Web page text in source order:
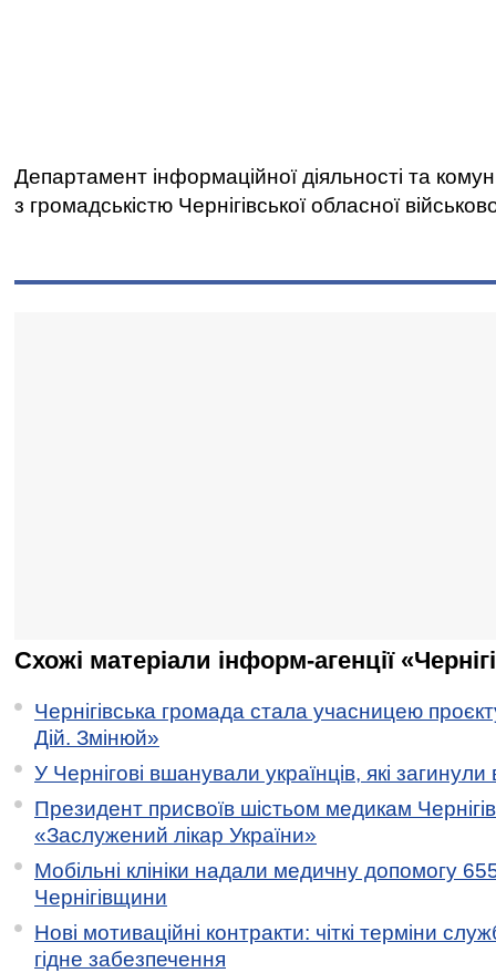
Департамент інформаційної діяльності та
з громадськістю Чернігівської обласної
Схожі матеріали інформ-агенції
Чернігівська громада стала учасницею
Дій. Змінюй»
У Чернігові вшанували українців, які загинули
Президент присвоїв шістьом медикам
«Заслужений лікар України»
Мобільні клініки надали медичну допомогу
Чернігівщини
Нові мотиваційні контракти: чіткі терміни
гідне забезпечення